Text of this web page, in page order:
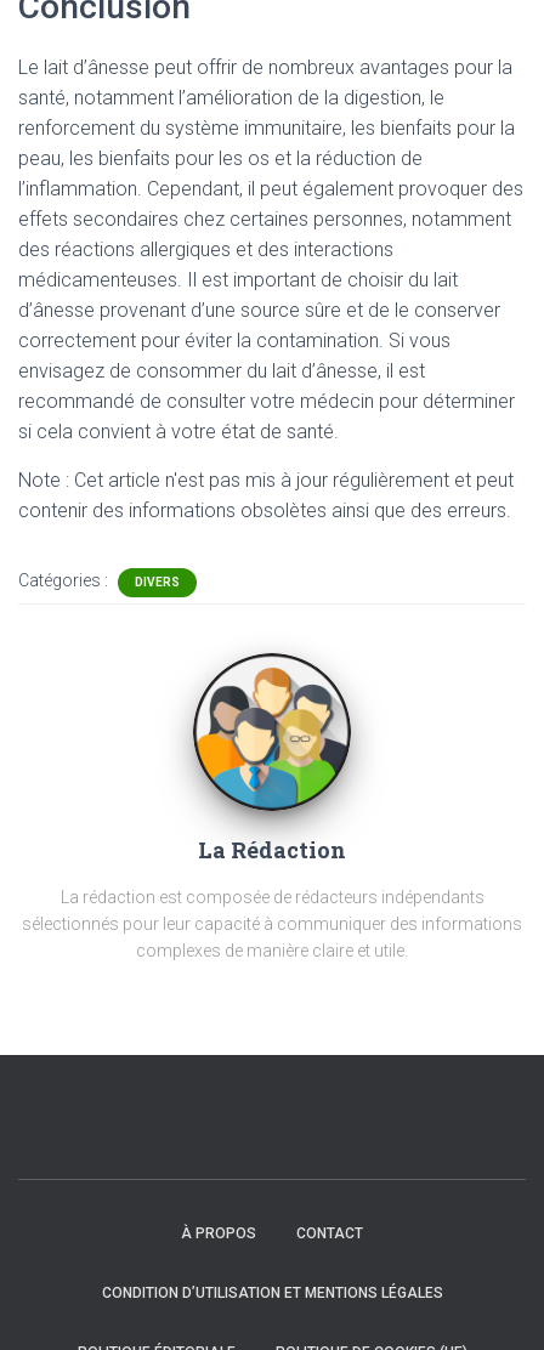
Le lait d’ânesse peut offrir de nombreux avantages pour la
santé, notamment l’amélioration de la digestion, le
renforcement du système immunitaire, les bienfaits pour la
peau, les bienfaits pour les os et la réduction de
l’inflammation. Cependant, il peut également provoquer des
effets secondaires chez certaines personnes, notamment
des réactions allergiques et des interactions
médicamenteuses. Il est important de choisir du lait
d’ânesse provenant d’une source sûre et de le conserver
correctement pour éviter la contamination. Si vous
envisagez de consommer du lait d’ânesse, il est
recommandé de consulter votre médecin pour déterminer
si cela convient à votre état de santé.
Note : Cet article n'est pas mis à jour régulièrement et peut
contenir des informations obsolètes ainsi que des erreurs.
Catégories : DIVERS
La Rédaction
La rédaction est composée de rédacteurs indépendants
sélectionnés pour leur capacité à communiquer des informations
complexes de manière claire et utile.
À PROPOS CONTACT
CONDITION D’UTILISATION ET MENTIONS LÉGALES